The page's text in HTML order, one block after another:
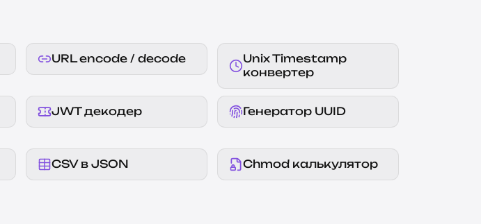
URL encode / decode
Unix Timestamp
конвертер
JWT декодер Генератор UUID
CSV в JSON Chmod калькулятор